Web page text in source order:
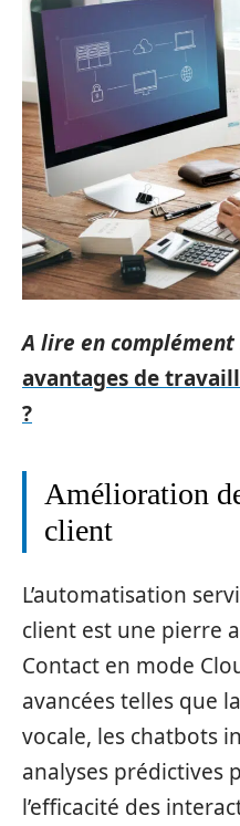
A lire en complément
avantages de
?
Amélioration
client
L’automatisation
client est une pierre
Contact en mode
avancées telles que
vocale, les chatbots
analyses prédictives
l’efficacité des